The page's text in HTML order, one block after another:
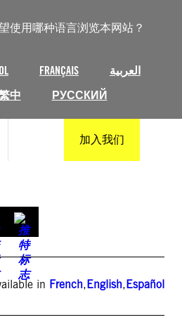
使用哪种语言浏览本网站？
FRANÇAIS
العربية
中 РУССКИЙ
加入我们
in French,English,Español